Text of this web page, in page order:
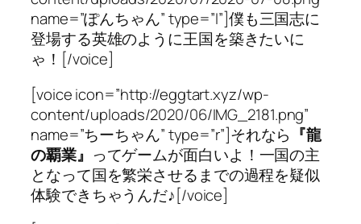
name=”ぽんちゃん” type=”l”]僕も三国志に
登場する英雄のように王国を築きたいに
ゃ！[/voice]
[voice icon=”http://eggtart.xyz/wp-
content/uploads/2020/06/IMG_2181.png”
name=”ちーちゃん” type=”r”]それなら 『龍
の覇業』 ってゲームが面白いよ！一国の主
となって国を繁栄させるまでの過程を疑似
体験できちゃうんだ♪[/voice]